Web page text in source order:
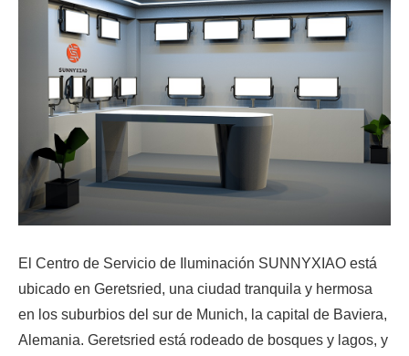
El Centro de Servicio de Iluminación SUNNYXIAO está
ubicado en Geretsried, una ciudad tranquila y hermosa
en los suburbios del sur de Munich, la capital de Baviera,
Alemania. Geretsried está rodeado de bosques y lagos, y